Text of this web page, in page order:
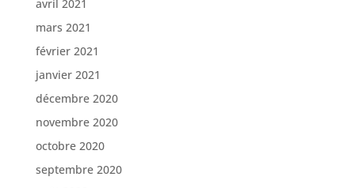
avril 2021
mars 2021
février 2021
janvier 2021
décembre 2020
novembre 2020
octobre 2020
septembre 2020